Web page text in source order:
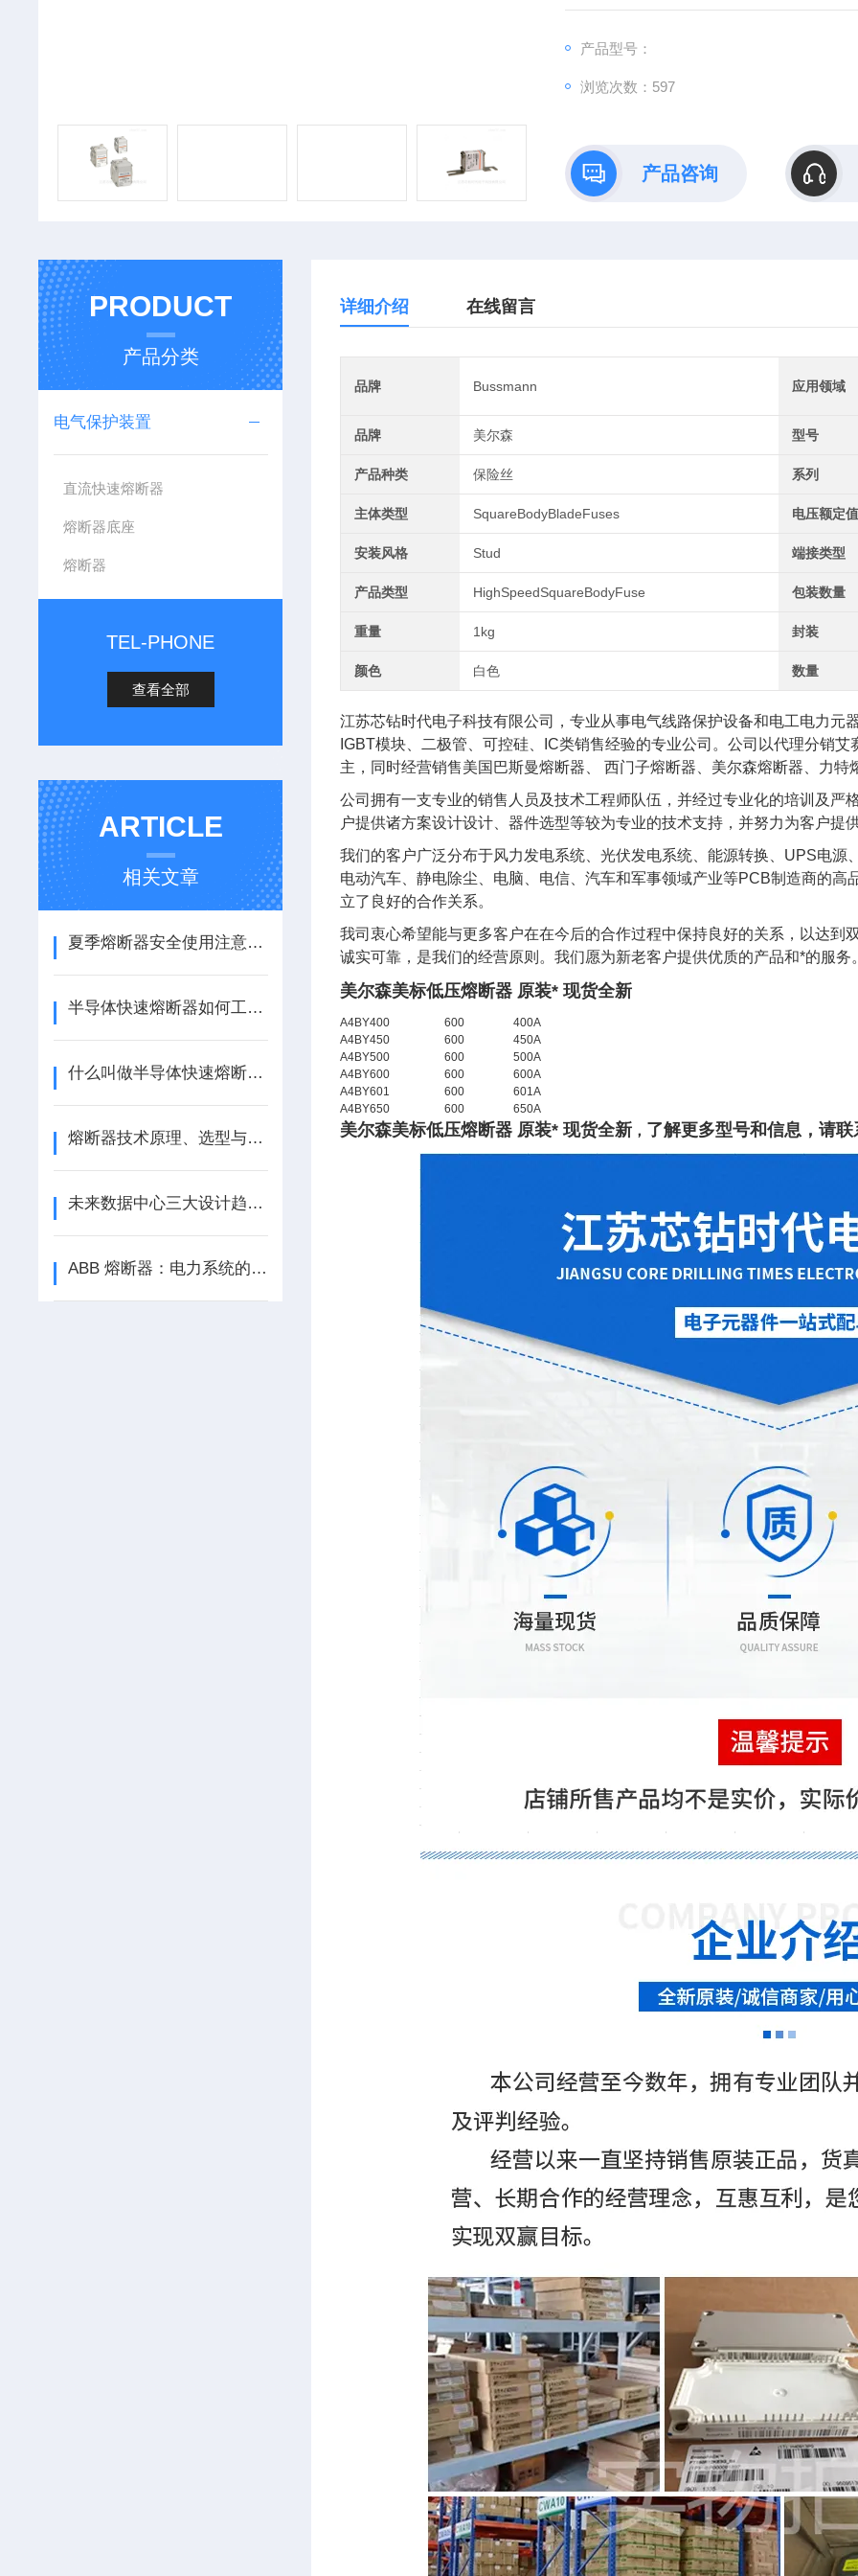
产品型号：
浏览次数：597
产品咨询
PRODUCT
产品分类
电气保护装置
直流快速熔断器
熔断器底座
熔断器
TEL-PHONE
查看全部
ARTICLE
相关文章
夏季熔断器安全使用注意事项
半导体快速熔断器如何工作？
什么叫做半导体快速熔断器？
熔断器技术原理、选型与新能源应用探析
未来数据中心三大设计趋势：模块化、直流化、支持AI规模化应用
ABB 熔断器：电力系统的安全卫士，江苏芯钻时代电子科技有限公司专业供应
详细介绍 在线留言
品牌 Bussmann 应用领域
品牌 美尔森 型号
产品种类 保险丝 系列
主体类型 SquareBodyBladeFuses 电压额定
安装风格 Stud 端接类型
产品类型 HighSpeedSquareBodyFuse 包装数量
重量 1kg 封装
颜色 白色 数量
江苏芯钻时代电子科技有限公司，专业从事电气线路保护设备和电工电力元
IGBT模块、二极管、可控硅、IC类销售经验的专业公司。公司以代理分销
主，同时经营销售美国巴斯曼熔断器、 西门子熔断器、美尔森熔断器、力特
公司拥有一支专业的销售人员及技术工程师队伍，并经过专业化的培训及严
户提供诸方案设计设计、器件选型等较为专业的技术支持，并努力为客户提
我们的客户广泛分布于风力发电系统、光伏发电系统、能源转换、UPS电
电动汽车、静电除尘、电脑、电信、汽车和军事领域产业等PCB制造商的
立了良好的合作关系。
我司衷心希望能与更多客户在在今后的合作过程中保持良好的关系，以达到
诚实可靠，是我们的经营原则。我们愿为新老客户提供优质的产品和*的服务
美尔森美标低压熔断器 原装* 现货全新
A4BY400 600
400A
A4BY450
600
450A
A4BY500
600
500A
A4BY600
600
600A
A4BY601
600
601A
A4BY650
600 650A
美尔森美标低压熔断器 原装* 现货全新 ， 了解更多型号和信息，请